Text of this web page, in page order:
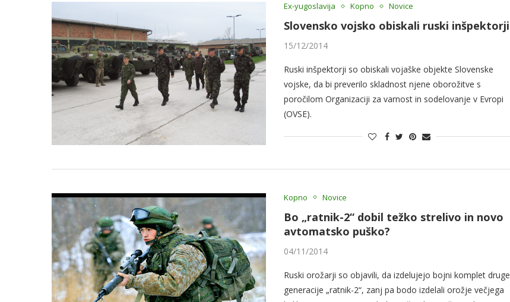
Ex-yugoslavija Kopno Novice
Slovensko vojsko obiskali ruski inšpektorji
15/12/2014
Ruski inšpektorji so obiskali vojaške objekte Slovenske
vojske, da bi preverilo skladnost njene oborožitve s
poročilom Organizaciji za varnost in sodelovanje v Evropi
(OVSE).
Kopno Novice
Bo „ratnik-2“ dobil težko strelivo in novo
avtomatsko puško?
04/11/2014
Ruski orožarji so objavili, da izdelujejo bojni komplet druge
generacije „ratnik-2“, zanj pa bodo izdelali orožje večjega